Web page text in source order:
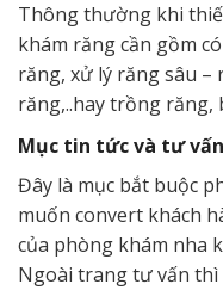
Thông thường khi
khám răng cần gồm
răng, xử lý răng sâu
răng,..hay trồng răng,
Mục tin tức và tư vấn
Đây là mục bắt buộc
muốn convert khách
của phòng khám nha
Ngoài trang tư vấn thì